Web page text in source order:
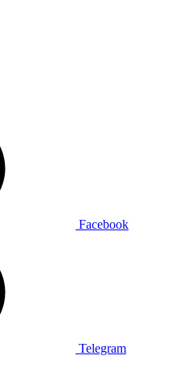
Facebook
Telegram